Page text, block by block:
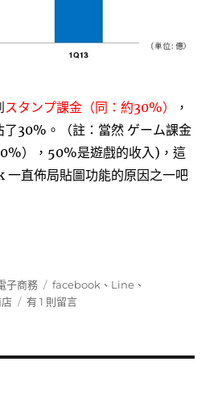
スタンプ課金（同：約30%）
，
了30%。（註：當然 ゲーム課金
），50%是遊戲的收入)，這
一直佈局貼圖功能的原因之一吧
子商務
標
籤
facebook 、 Line 、
在
有 1 則留言